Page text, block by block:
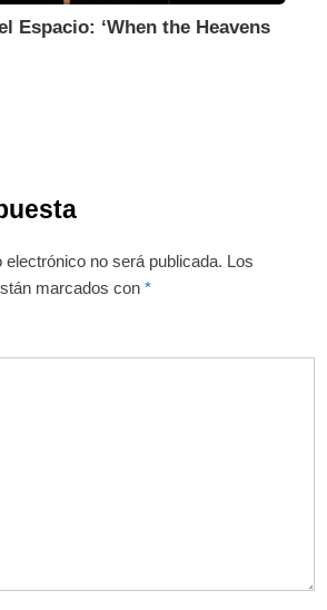
Espacio: ‘When the Heavens
no será publicada. Los
marcados con*